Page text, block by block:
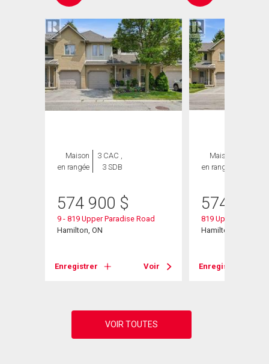
Maison
en rangée
3 CAC ,
3 SDB
574 900 $
9 - 819 Upper Paradise Road
Hamilton, ON
Enregistrer Voir
Maison
en rangée
574 900
819 Upper
Hamilton, ON
Enregistrer